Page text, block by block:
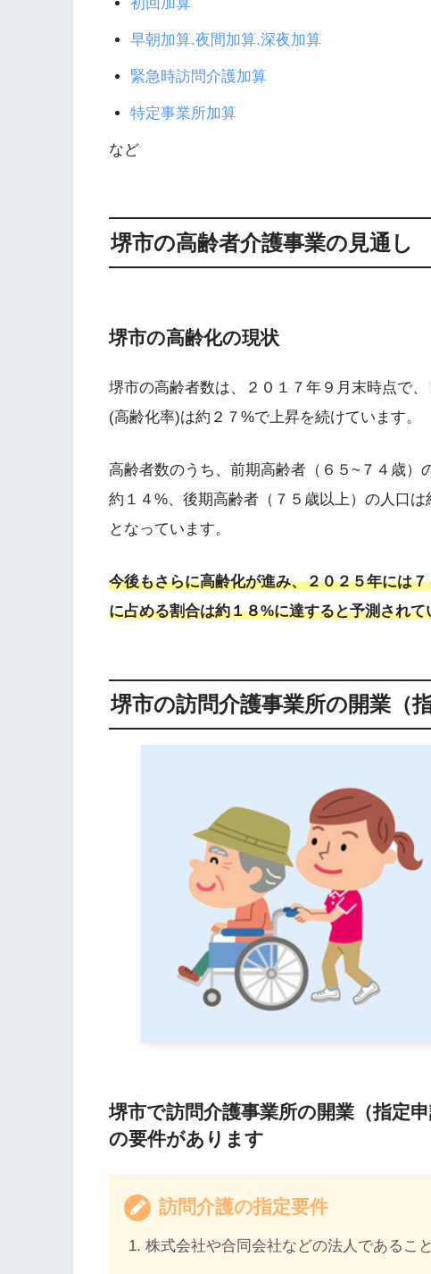
初回加算
早朝加算.夜間加算.深夜加算
緊急時訪問介護加算
特定事業所加算
など
堺市の高齢者介護事業の見通し
堺市の高齢化の現状
堺市の高齢者数は、２０１７年９月末時点で
(高齢化率)は約２７%で上昇を続けています。
高齢者数のうち、前期高齢者（６５~７４歳
約１４%、後期高齢者（７５歳以上）の人口
となっています。
今後もさらに高齢化が進み、２０２５年には
に占める割合は約１８%に達すると予測されて
堺市の訪問介護事業所の開業（
堺市で訪問介護事業所の開業（指定
の要件があります
訪問介護の指定要件
株式会社や合同会社などの法人であること